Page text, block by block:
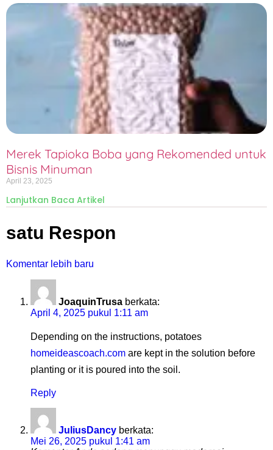
Merek Tapioka Boba yang Rekomended untuk
Bisnis Minuman
April 23, 2025
Lanjutkan Baca Artikel
satu Respon
Komentar lebih baru
JoaquinTrusa berkata:
April 4, 2025 pukul 1:11 am
Depending on the instructions, potatoes
homeideascoach.com are kept in the solution before
planting or it is poured into the soil.
Reply
JuliusDancy berkata:
Mei 26, 2025 pukul 1:41 am